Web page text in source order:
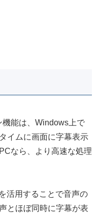
能は、Windows上で
イムに画面に字幕表示
なら、より高速な処理
活用することで音声の
とほぼ同時に字幕が表